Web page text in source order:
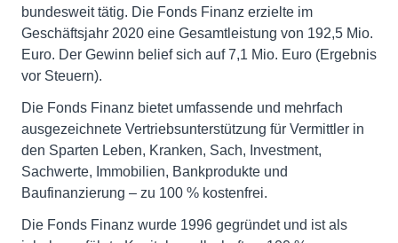
bundesweit tätig. Die Fonds Finanz erzielte im
Geschäftsjahr 2020 eine Gesamtleistung von 192,5 Mio.
Euro. Der Gewinn belief sich auf 7,1 Mio. Euro (Ergebnis
vor Steuern).
Die Fonds Finanz bietet umfassende und mehrfach
ausgezeichnete Vertriebsunterstützung für Vermittler in
den Sparten Leben, Kranken, Sach, Investment,
Sachwerte, Immobilien, Bankprodukte und
Baufinanzierung – zu 100 % kostenfrei.
Die Fonds Finanz wurde 1996 gegründet und ist als